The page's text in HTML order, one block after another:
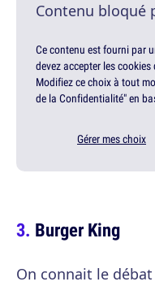
Contenu bloqué
Ce contenu est fourni par
devez accepter les
Modifiez ce choix à tout
de la Confidentialité" en
Gérer mes choix
Burger King
On connait le